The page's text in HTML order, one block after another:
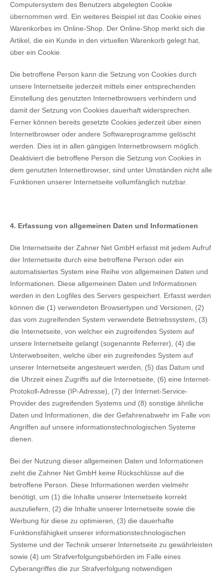
Computersystem des Benutzers abgelegten Cookie
übernommen wird. Ein weiteres Beispiel ist das Cookie eines
Warenkorbes im Online-Shop. Der Online-Shop merkt sich die
Artikel, die ein Kunde in den virtuellen Warenkorb gelegt hat,
über ein Cookie.
Die betroffene Person kann die Setzung von Cookies durch
unsere Internetseite jederzeit mittels einer entsprechenden
Einstellung des genutzten Internetbrowsers verhindern und
damit der Setzung von Cookies dauerhaft widersprechen.
Ferner können bereits gesetzte Cookies jederzeit über einen
Internetbrowser oder andere Softwareprogramme gelöscht
werden. Dies ist in allen gängigen Internetbrowsern möglich.
Deaktiviert die betroffene Person die Setzung von Cookies in
dem genutzten Internetbrowser, sind unter Umständen nicht alle
Funktionen unserer Internetseite vollumfänglich nutzbar.
4. Erfassung von allgemeinen Daten und Informationen
Die Internetseite der Zahner Net GmbH erfasst mit jedem Aufruf
der Internetseite durch eine betroffene Person oder ein
automatisiertes System eine Reihe von allgemeinen Daten und
Informationen. Diese allgemeinen Daten und Informationen
werden in den Logfiles des Servers gespeichert. Erfasst werden
können die (1) verwendeten Browsertypen und Versionen, (2)
das vom zugreifenden System verwendete Betriebssystem, (3)
die Internetseite, von welcher ein zugreifendes System auf
unsere Internetseite gelangt (sogenannte Referrer), (4) die
Unterwebseiten, welche über ein zugreifendes System auf
unserer Internetseite angesteuert werden, (5) das Datum und
die Uhrzeit eines Zugriffs auf die Internetseite, (6) eine Internet-
Protokoll-Adresse (IP-Adresse), (7) der Internet-Service-
Provider des zugreifenden Systems und (8) sonstige ähnliche
Daten und Informationen, die der Gefahrenabwehr im Falle von
Angriffen auf unsere informationstechnologischen Systeme
dienen.
Bei der Nutzung dieser allgemeinen Daten und Informationen
zieht die Zahner Net GmbH keine Rückschlüsse auf die
betroffene Person. Diese Informationen werden vielmehr
benötigt, um (1) die Inhalte unserer Internetseite korrekt
auszuliefern, (2) die Inhalte unserer Internetseite sowie die
Werbung für diese zu optimieren, (3) die dauerhafte
Funktionsfähigkeit unserer informationstechnologischen
Systeme und der Technik unserer Internetseite zu gewährleisten
sowie (4) um Strafverfolgungsbehörden im Falle eines
Cyberangriffes die zur Strafverfolgung notwendigen